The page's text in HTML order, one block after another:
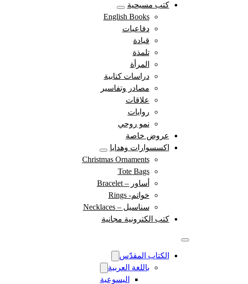
كتب مسيحية
English Books
دفاعيات
قيادة
تلمذة
المرأة
دراسات كتابية
مصادر وتفاسير
علاقات
روايات
نمو روحي
عروض خاصة
اكسسوارات وهدايا
Christmas Ornaments
Tote Bags
أساور – Bracelet
خواتم- Rings
سناسيل – Necklaces
كتب الكترونية مجانية
الكتاب المقدّس
باللغة العربية
اليسوعية